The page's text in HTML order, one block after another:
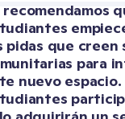
recomendamos
pidas que creen
para
nuevo